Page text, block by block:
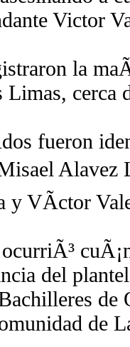
Victor
la
Limas, cerca
fueron
Alavez
y VÃ­ctor
del
de
de